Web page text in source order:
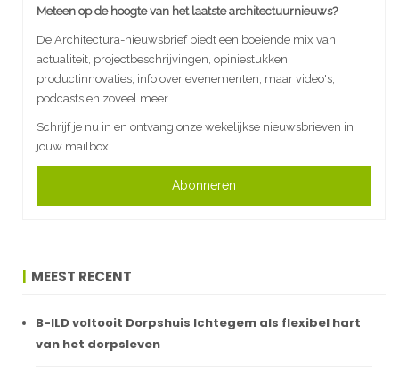
Meteen op de hoogte van het laatste architectuurnieuws?
De Architectura-nieuwsbrief biedt een boeiende mix van
actualiteit, projectbeschrijvingen, opiniestukken,
productinnovaties, info over evenementen, maar video's,
podcasts en zoveel meer.
Schrijf je nu in en ontvang onze wekelijkse nieuwsbrieven in
jouw mailbox.
Abonneren
MEEST RECENT
B-ILD voltooit Dorpshuis Ichtegem als flexibel hart
van het dorpsleven